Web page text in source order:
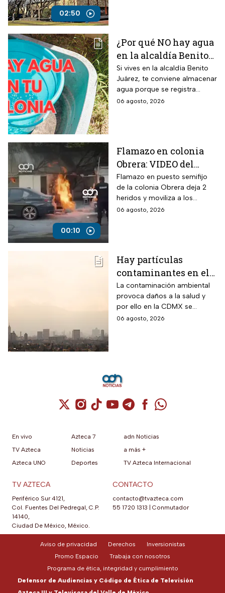
02:50
¿Por qué NO hay agua
en la alcaldía Benito
Juárez? Lista de
colonias afectadas
hasta el viernes
Si vives en la alcaldía Benito
Juárez, te conviene almacenar
agua porque se registra
suspensión del suministro por
06 agosto, 2026
00:10
Flamazo en colonia
Obrera: VIDEO del
siniestro en puesto
semifijo que dejó
heridos
Flamazo en puesto semifijo
de la colonia Obrera deja 2
heridos y moviliza a los
servicios de emergencia en
06 agosto, 2026
Hay partículas
contaminantes en el
ambiente; así está la
calidad del aire hoy
en CDMX
La contaminación ambiental
provoca daños a la salud y
por ello en la CDMX se
monitorea la calidad del aire
06 agosto, 2026
Cuenta de X / Twitter (se abre en una
Cuenta de Instagram (se abre en una
Cuenta de TikTok (se abre en
Cuenta de YouTube (se abre
Cuenta de Telegram (se
Cuenta de
Cuenta de
En vivo
TV Azteca
Azteca UNO
Azteca 7
Noticias
Deportes
adn Noticias
a más +
TV Azteca Internacional
TV AZTECA
Periférico Sur 4121,
Col. Fuentes Del Pedregal, C.P.
14140,
Ciudad De México, México.
CONTACTO
contacto@tvazteca.com
55 1720 1313
Conmutador
Aviso de privacidad Derechos
Inversionistas
Promo Espacio
Trabaja con nosotros
Programa de ética, integridad y cumplimiento
Defensor de Audiencias y Código de Ética de Televisión